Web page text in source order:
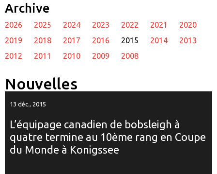
Archive
2026 2025 2024 2023 2022 2021
2020
2019
2018 2017 2016 2015 2014
2013
2012
2011 2010 2009 2008
Nouvelles
13 déc., 2015
L’équipage canadien de bobsleigh à
quatre termine au 10ème rang en Coupe
du Monde à Konigssee